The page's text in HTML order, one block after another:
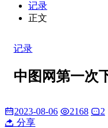
记录
正文
记录
中图网第一次
2023-08-06 2168
2
分享